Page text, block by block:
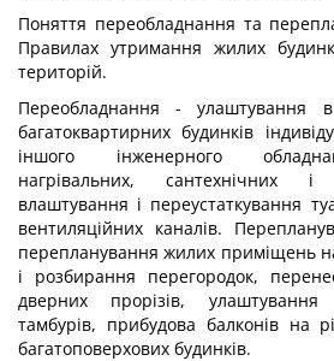
Поняття переобладнання та
Правилах утримання жилих
територій.
Переобладнання - улаштування
багатоквартирних будинків
іншого інженерного
нагрівальних, сантехнічних
влаштування і переустаткування
вентиляційних каналів.
перепланування жилих приміщень
і розбирання перегородок,
дверних прорізів, улаштування
тамбурів, прибудова балконів на
багатоповерхових будинків.